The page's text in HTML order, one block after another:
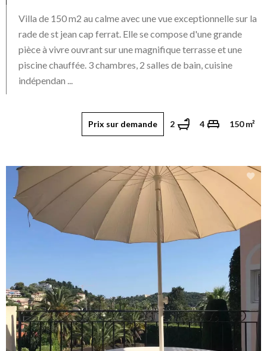
Villa de 150 m2 au calme avec une vue exceptionnelle sur la
rade de st jean cap ferrat. Elle se compose d'une grande
pièce à vivre ouvrant sur une magnifique terrasse et une
piscine chauffée. 3 chambres, 2 salles de bain, cuisine
indépendan ...
150 m²
4
2
Prix sur demande